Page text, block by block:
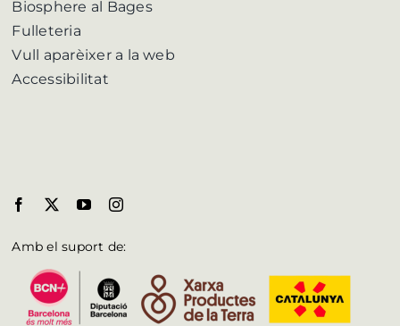
Biosphere al Bages
Fulleteria
Vull aparèixer a la web
Accessibilitat
Amb el suport de: